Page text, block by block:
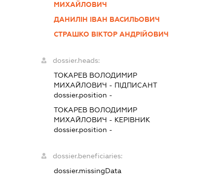
МИХАЙЛОВИЧ
ДАНИЛІН ІВАН ВАСИЛЬОВИЧ
СТРАШКО ВІКТОР АНДРІЙОВИЧ
dossier.heads:
ТОКАРЕВ ВОЛОДИМИР
МИХАЙЛОВИЧ - ПІДПИСАНТ
dossier.position -
ТОКАРЕВ ВОЛОДИМИР
МИХАЙЛОВИЧ - КЕРІВНИК
dossier.position -
dossier.beneficiaries:
dossier.missingData